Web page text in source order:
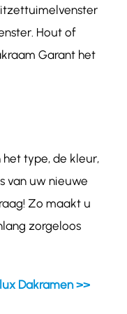
Hout of
Garant het
type, de kleur,
van uw nieuwe
Zo maakt u
zorgeloos
Dakramen >>